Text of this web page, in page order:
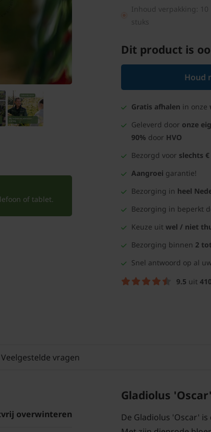
of tablet.
Inhoud verpakking: 10
stuks
Dit product is
Houd
Gratis afhalen in onze
Geleverd door onze
90% door HVO
Bezorgd voor slechts €
Aangroei garantie!
Bezorging in heel
Bezorging in beperkt
Keuze uit wel / niet
Bezorging binnen 2
Snel antwoord op al
9.5 uit
Veelgestelde vragen
overwinteren
Gladiolus
De Gladiolus 'Oscar'